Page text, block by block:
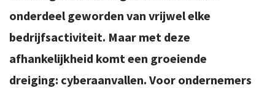
onderdeel geworden van vrijwel elke
bedrijfsactiviteit. Maar met deze
afhankelijkheid komt een groeiende
dreiging: cyberaanvallen. Voor ondernemers